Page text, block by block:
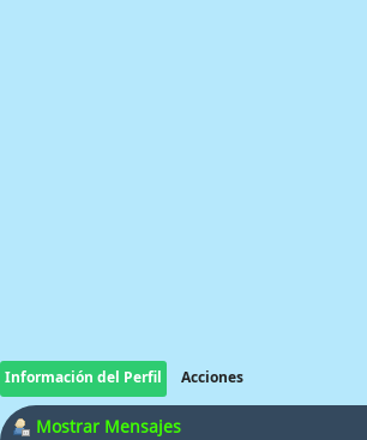
Información del Perfil Acciones
Mostrar Mensajes